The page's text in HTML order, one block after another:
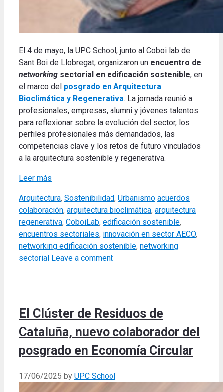
El 4 de mayo, la UPC School, junto al Coboi lab de
Sant Boi de Llobregat, organizaron un encuentro de
networking sectorial en edificación sostenible, en
el marco del posgrado en Arquitectura
Bioclimática y Regenerativa. La jornada reunió a
profesionales, empresas, alumni y jóvenes talentos
para reflexionar sobre la evolución del sector, los
perfiles profesionales más demandados, las
competencias clave y los retos de futuro vinculados
a la arquitectura sostenible y regenerativa.
Leer más
Categories
Arquitectura, Sostenibilidad, Urbanismo Tags
acuerdos
colaboración, arquitectura bioclimática, arquitectura
regenerativa, CoboiLab, edificación sostenible,
encuentros sectoriales, innovación en sector AECO,
networking edificación sostenible, networking
sectorial Leave a comment
El Clúster de Residuos de
Cataluña, nuevo colaborador del
posgrado en Economía Circular
17/06/2025 by UPC School